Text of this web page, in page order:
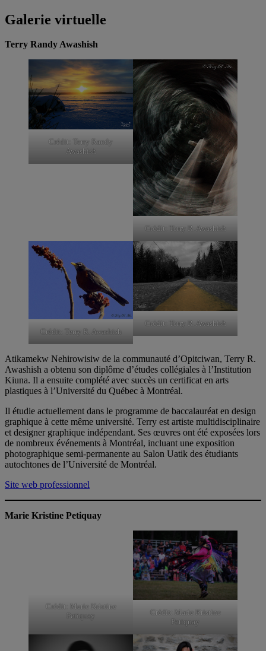
Galerie virtuelle
Terry Randy Awashish
Crédit: Terry Randy
Awashish
Crédit: Terry R. Awashish
Crédit: Terry R. Awashish
Crédit: Terry R. Awashish
Atikamekw Nehirowisiw de la communauté d’Opitciwan, Terry R.
Awashish a obtenu son diplôme d’études collégiales à l’Institution
Kiuna. Il a ensuite complété avec succès un certificat en arts
plastiques à l’Université du Québec à Montréal.
Il étudie actuellement dans le programme de baccalauréat en design
graphique à cette même université. Terry est artiste multidisciplinaire
et designer graphique indépendant. Ses œuvres ont été exposées lors
de nombreux événements à Montréal, incluant une exposition
photographique semi-permanente au Salon Uatik des étudiants
autochtones de l’Université de Montréal.
Site web professionnel
Marie Kristine Petiquay
Crédit: Marie Kristine
Petiquay
Crédit: Marie Kristine
Petiquay